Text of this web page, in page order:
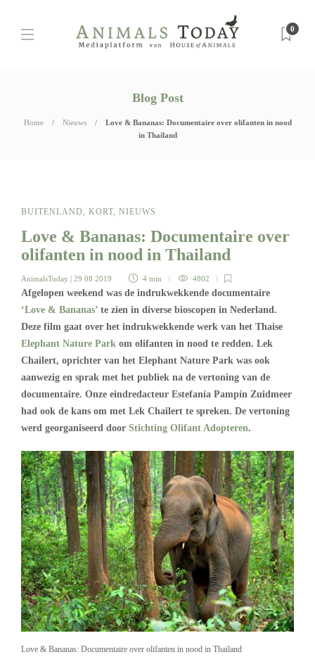
0
Blog Post
Home Nieuws
Love & Bananas: Documentaire over olifanten in nood
in Thailand
BUITENLAND, KORT, NIEUWS
Love & Bananas: Documentaire over
olifanten in nood in Thailand
AnimalsToday | 29 08 2019 4 min 4802
Afgelopen weekend was de indrukwekkende documentaire
‘Love & Bananas’ te zien in diverse bioscopen in Nederland.
Deze film gaat over het indrukwekkende werk van het Thaise
Elephant Nature Park om olifanten in nood te redden. Lek
Chailert, oprichter van het Elephant Nature Park was ook
aanwezig en sprak met het publiek na de vertoning van de
documentaire. Onze eindredacteur Estefanía Pampín Zuidmeer
had ook de kans om met Lek Chailert te spreken. De vertoning
werd georganiseerd door Stichting Olifant Adopteren.
Love & Bananas: Documentaire over olifanten in nood in Thailand